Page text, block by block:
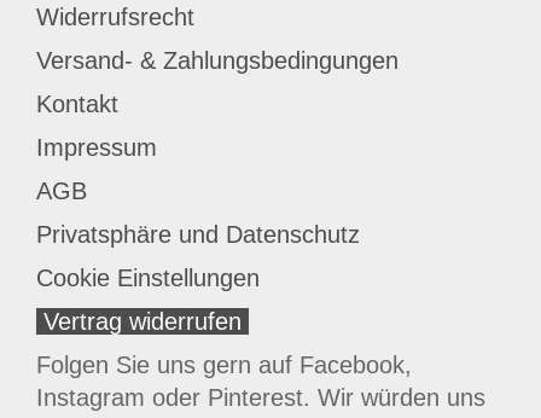
Widerrufsrecht
Versand- & Zahlungsbedingungen
Kontakt
Impressum
AGB
Privatsphäre und Datenschutz
Cookie Einstellungen
Vertrag widerrufen
Folgen Sie uns gern auf Facebook,
Instagram oder Pinterest. Wir würden uns